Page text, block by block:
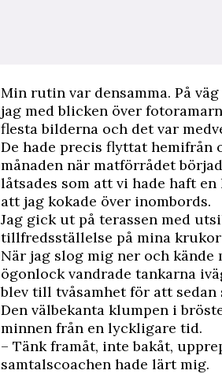
Min rutin var densamma. På
jag med blicken över
flesta bilderna och det var
De hade precis flyttat hemifrån
månaden när matförrådet
låtsades som att vi hade haft
att jag kokade över inombords.
Jag gick ut på terassen med
tillfredsställelse på mina
När jag slog mig ner och
ögonlock vandrade tankarna
blev till tvåsamhet för att
Den välbekanta klumpen i
minnen från en lyckligare tid.
– Tänk framåt, inte bakåt,
samtalscoachen hade lärt mig.